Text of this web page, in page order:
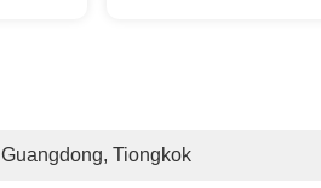
Guangdong, Tiongkok